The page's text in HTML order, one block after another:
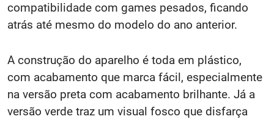
compatibilidade com games pesados, ficando
atrás até mesmo do modelo do ano anterior.
A construção do aparelho é toda em plástico,
com acabamento que marca fácil, especialmente
na versão preta com acabamento brilhante. Já a
versão verde traz um visual fosco que disfarça